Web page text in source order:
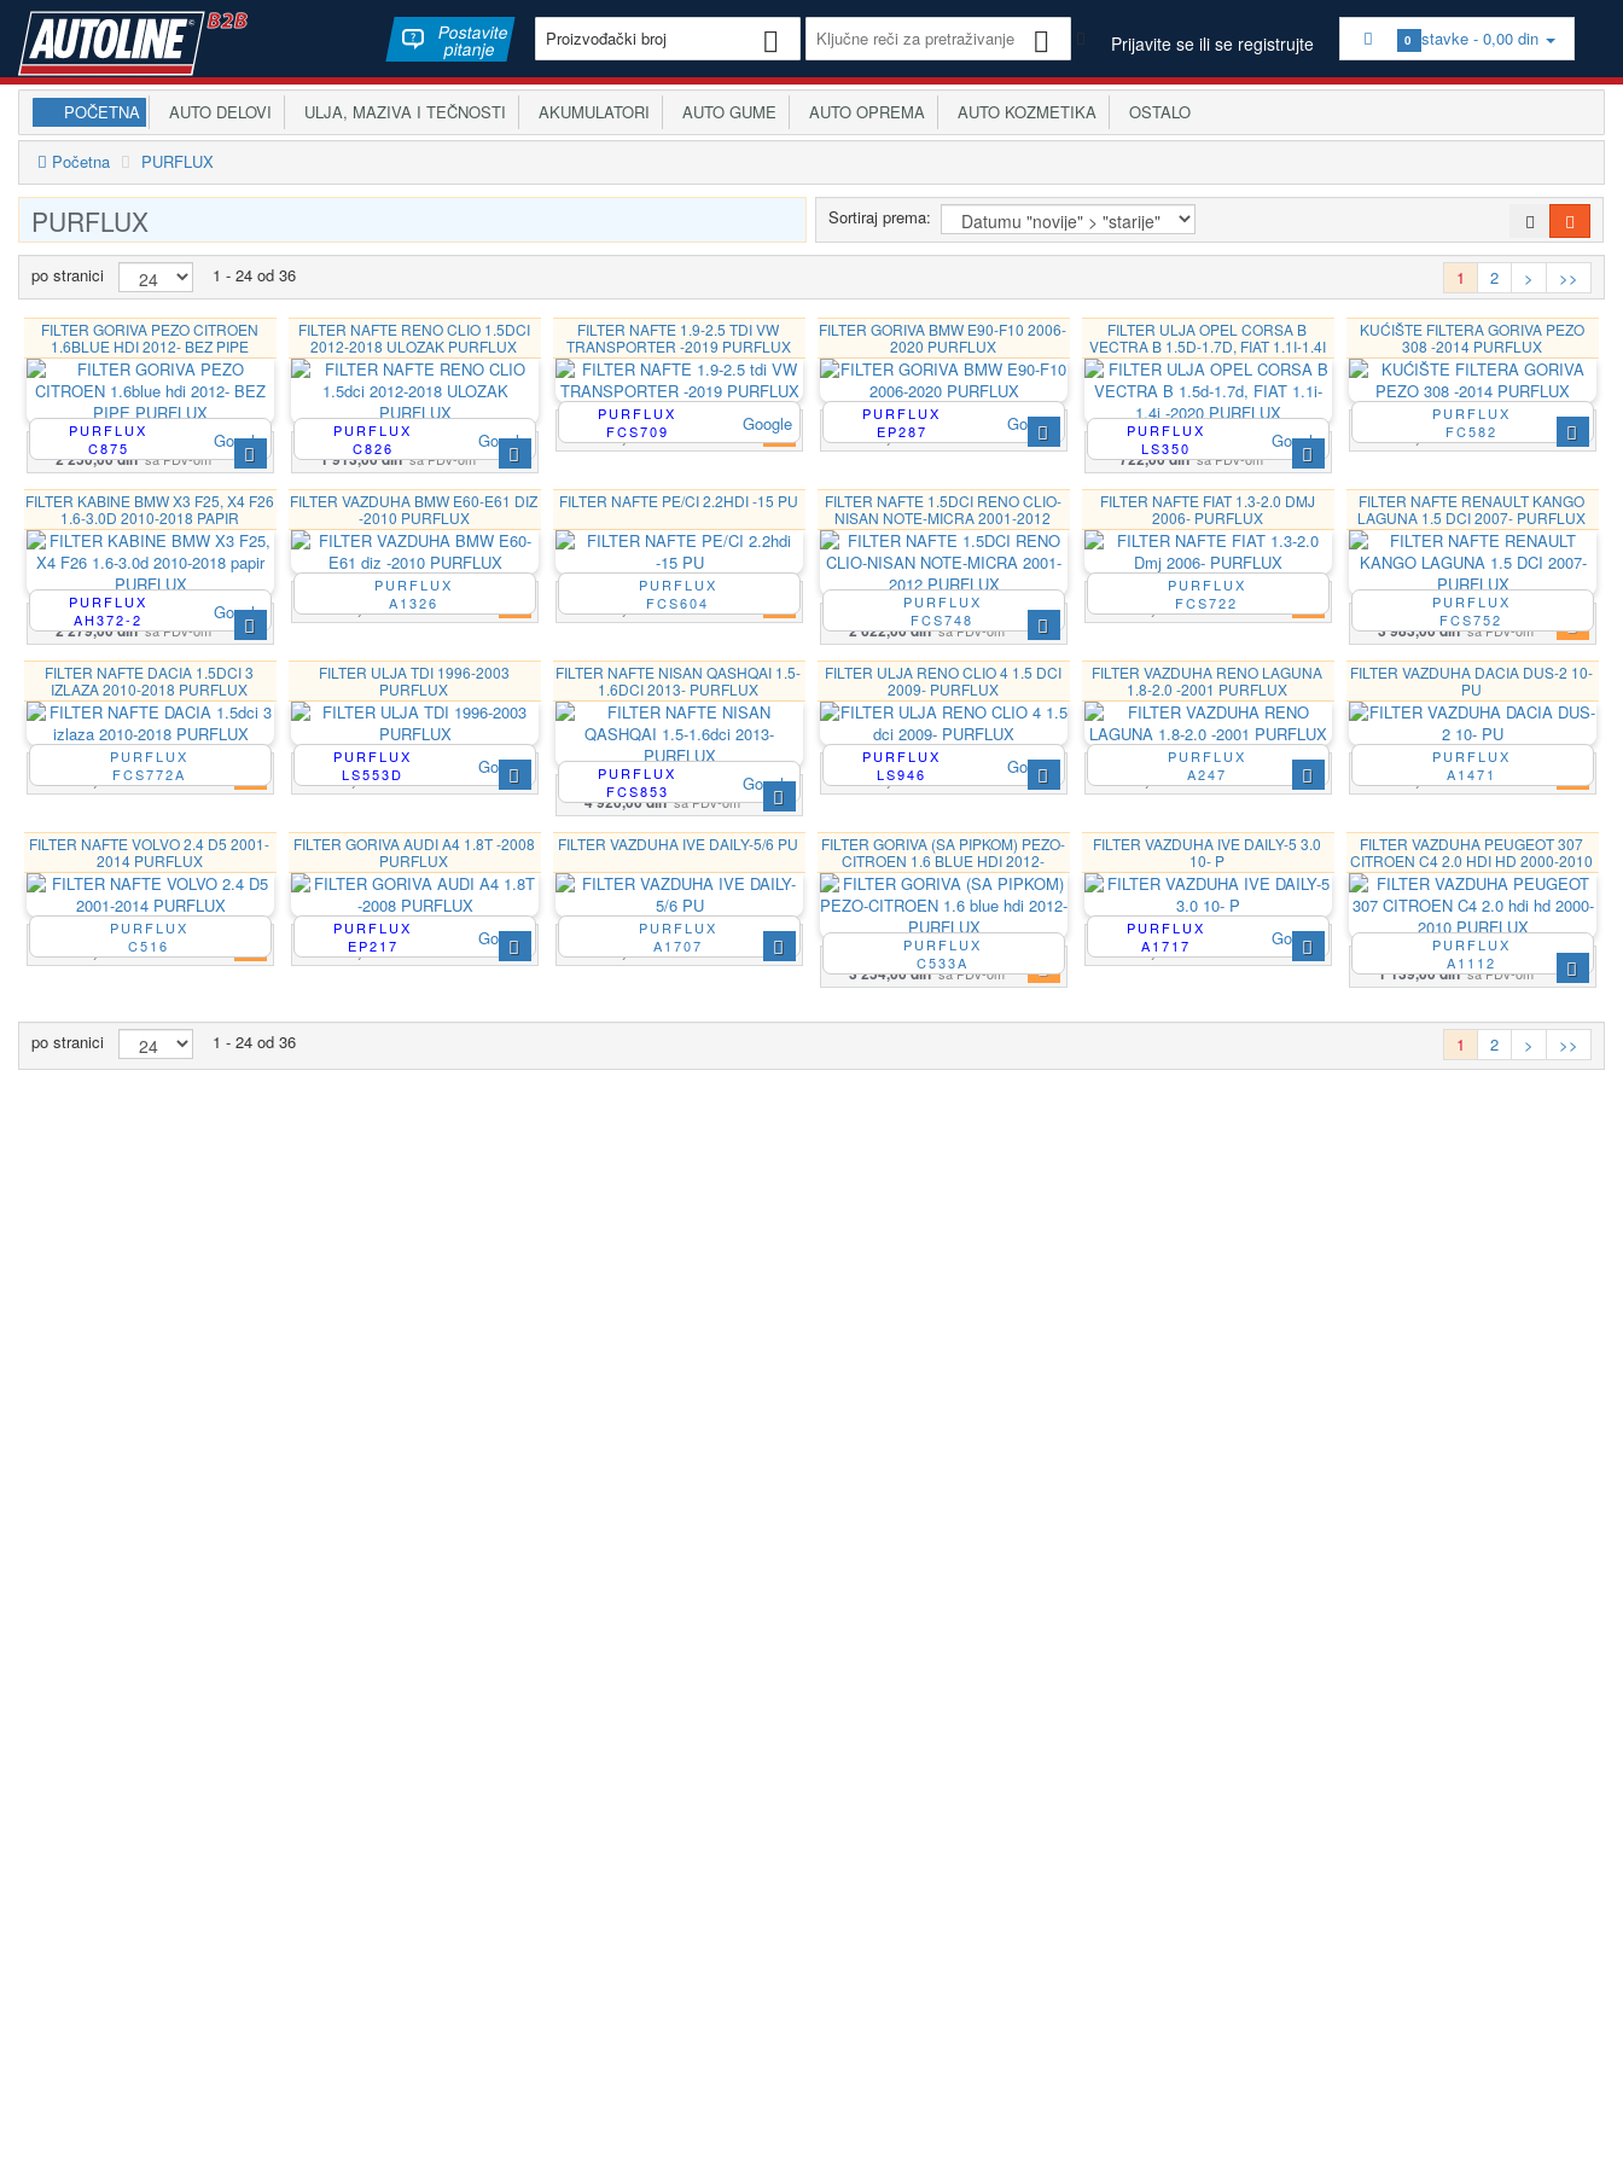
Postavite
pitanje Prijavite se ili se registrujte 0 stavke - 0,00 din
POČETNA AUTO DELOVI ULJA, MAZIVA I TEČNOSTI AKUMULATORI AUTO GUME AUTO OPREMA AUTO KOZMETIKA OSTALO
Početna PURFLUX
PURFLUX Sortiraj prema:
po stranici 1 - 24 od 36 1 2 > >>
FILTER GORIVA PEZO CITROEN
1.6BLUE HDI 2012- BEZ PIPE
PURFLUX
PURFLUX
C875
Google
2 250,00 dinsa PDV-om
FILTER NAFTE RENO CLIO 1.5DCI
2012-2018 ULOZAK PURFLUX
PURFLUX
C826
Google
1 913,00 dinsa PDV-om
FILTER NAFTE 1.9-2.5 TDI VW
TRANSPORTER -2019 PURFLUX
PURFLUX
FCS709
Google
4 262,00 din
FILTER GORIVA BMW E90-F10 2006-
2020 PURFLUX
PURFLUX
EP287
Google
2 806,00 din
FILTER ULJA OPEL CORSA B
VECTRA B 1.5D-1.7D, FIAT 1.1I-1.4I
-2020 PURFLUX
PURFLUX
LS350
Google
722,00 dinsa PDV-om
KUĆIŠTE FILTERA GORIVA PEZO
308 -2014 PURFLUX
PURFLUX
FC582
9 840,00 dinsa PDV-om
FILTER KABINE BMW X3 F25, X4 F26
1.6-3.0D 2010-2018 PAPIR
PURFLUX
PURFLUX
AH372-2
Google
2 279,00 dinsa PDV-om
FILTER VAZDUHA BMW E60-E61 DIZ
-2010 PURFLUX
PURFLUX
A1326
1 625,00 dinsa PDV-om
FILTER NAFTE PE/CI 2.2HDI -15 PU
PURFLUX
FCS604
4 436,00 dinsa PDV-om
FILTER NAFTE 1.5DCI RENO CLIO-
NISAN NOTE-MICRA 2001-2012
PURFLUX
PURFLUX
FCS748
2 622,00 dinsa PDV-om
FILTER NAFTE FIAT 1.3-2.0 DMJ
2006- PURFLUX
PURFLUX
FCS722
4 032,00 dinsa PDV-om
FILTER NAFTE RENAULT KANGO
LAGUNA 1.5 DCI 2007- PURFLUX
PURFLUX
FCS752
3 983,00 dinsa PDV-om
FILTER NAFTE DACIA 1.5DCI 3
IZLAZA 2010-2018 PURFLUX
PURFLUX
FCS772A
2 564,00 dinsa PDV-om
FILTER ULJA TDI 1996-2003
PURFLUX
PURFLUX
LS553D
Google
960,00 dinsa PDV-om
FILTER NAFTE NISAN QASHQAI 1.5-
1.6DCI 2013- PURFLUX
PURFLUX
FCS853
Google
4 920,00 dinsa PDV-om
FILTER ULJA RENO CLIO 4 1.5 DCI
2009- PURFLUX
PURFLUX
LS946
Google
1 265,00 din
FILTER VAZDUHA RENO LAGUNA
1.8-2.0 -2001 PURFLUX
PURFLUX
A247
774,00 dinsa PDV-om
FILTER VAZDUHA DACIA DUS-2 10-
PU
PURFLUX
A1471
1 102,00 dinsa PDV-om
FILTER NAFTE VOLVO 2.4 D5 2001-
2014 PURFLUX
PURFLUX
C516
2 018,00 dinsa PDV-om
FILTER GORIVA AUDI A4 1.8T -2008
PURFLUX
PURFLUX
EP217
Google
3 466,00 din
FILTER VAZDUHA IVE DAILY-5/6 PU
PURFLUX
A1707
3 548,00 dinsa PDV-om
FILTER GORIVA (SA PIPKOM) PEZO-
CITROEN 1.6 BLUE HDI 2012-
PURFLUX
PURFLUX
C533A
3 254,00 dinsa PDV-om
FILTER VAZDUHA IVE DAILY-5 3.0
10- P
PURFLUX
A1717
Google
3 844,00 din
FILTER VAZDUHA PEUGEOT 307
CITROEN C4 2.0 HDI HD 2000-2010
PURFLUX
PURFLUX
A1112
1 139,00 dinsa PDV-om
po stranici 1 - 24 od 36 1 2 > >>